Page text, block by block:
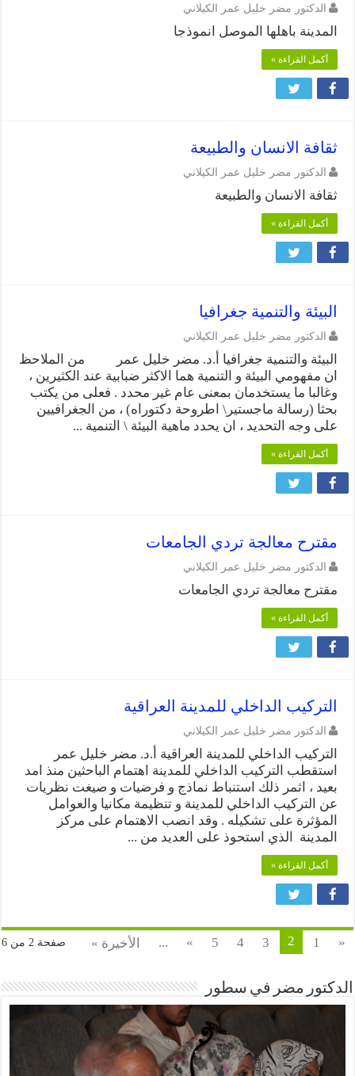
الدكتور مضر خليل عمر الكيلاني
المدينة باهلها الموصل انموذجا
أكمل القراءة »
ثقافة الانسان والطبيعة
الدكتور مضر خليل عمر الكيلاني
ثقافة الانسان والطبيعة
أكمل القراءة »
البيئة والتنمية جغرافيا
الدكتور مضر خليل عمر الكيلاني
البيئة والتنمية جغرافيا أ.د. مضر خليل عمر من الملاحظ
ان مفهومي البيئة و التنمية هما الاكثر ضبابية عند الكثيرين ،
وغالبا ما يستخدمان بمعنى عام غير محدد . فعلى من يكتب
بحثا (رسالة ماجستير\ اطروحة دكتوراه) ، من الجغرافيين
على وجه التحديد ، ان يحدد ماهية البيئة \ التنمية ...
أكمل القراءة »
مقترح معالجة تردي الجامعات
الدكتور مضر خليل عمر الكيلاني
مقترح معالجة تردي الجامعات
أكمل القراءة »
التركيب الداخلي للمدينة العراقية
الدكتور مضر خليل عمر الكيلاني
التركيب الداخلي للمدينة العراقية أ.د. مضر خليل عمر
استقطب التركيب الداخلي للمدينة اهتمام الباحثين منذ امد
بعيد ، اثمر ذلك استنباط نماذج و فرضيات و صيغت نظريات
عن التركيب الداخلي للمدينة و تنظيمة مكانيا والعوامل
المؤثرة على تشكيله . وقد انصب الاهتمام على مركز
المدينة الذي استحوذ على العديد من ...
أكمل القراءة »
صفحة 2 من 6 «
1
2
3
4
5
»
... الأخيرة »
الدكتور مضر في سطور